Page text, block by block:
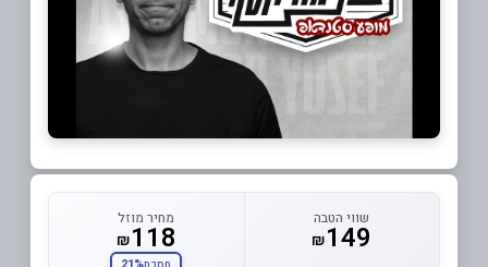
שווי הטבה
₪149
מחיר מוזל
₪118